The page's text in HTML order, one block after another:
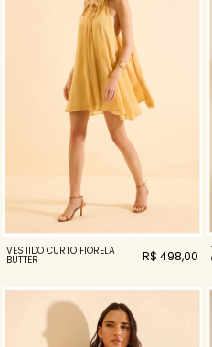
VESTIDO CURTO FIORELA
BUTTER R$ 498,00